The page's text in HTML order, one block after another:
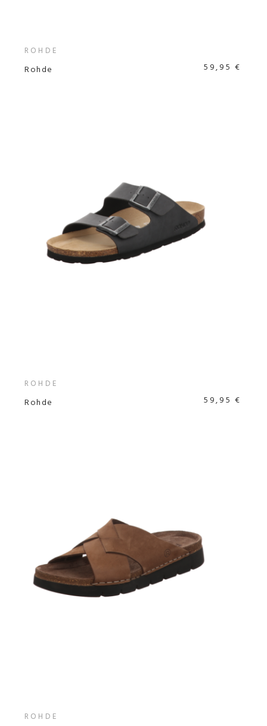
ROHDE
Rohde 59,95 €
ROHDE
Rohde 59,95 €
ROHDE